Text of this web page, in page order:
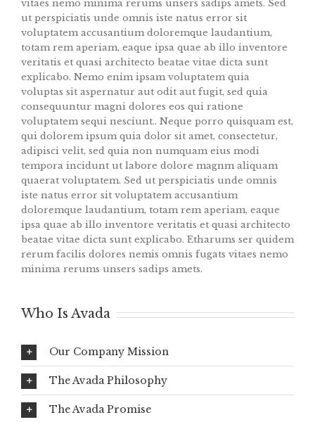
vitaes nemo minima rerums unsers sadips amets. Sed
ut perspiciatis unde omnis iste natus error sit
voluptatem accusantium doloremque laudantium,
totam rem aperiam, eaque ipsa quae ab illo inventore
veritatis et quasi architecto beatae vitae dicta sunt
explicabo. Nemo enim ipsam voluptatem quia
voluptas sit aspernatur aut odit aut fugit, sed quia
consequuntur magni dolores eos qui ratione
voluptatem sequi nesciunt.. Neque porro quisquam est,
qui dolorem ipsum quia dolor sit amet, consectetur,
adipisci velit, sed quia non numquam eius modi
tempora incidunt ut labore dolore magnm aliquam
quaerat voluptatem. Sed ut perspiciatis unde omnis
iste natus error sit voluptatem accusantium
doloremque laudantium, totam rem aperiam, eaque
ipsa quae ab illo inventore veritatis et quasi architecto
beatae vitae dicta sunt explicabo. Etharums ser quidem
rerum facilis dolores nemis omnis fugats vitaes nemo
minima rerums unsers sadips amets.
Who Is Avada
Our Company Mission
The Avada Philosophy
The Avada Promise